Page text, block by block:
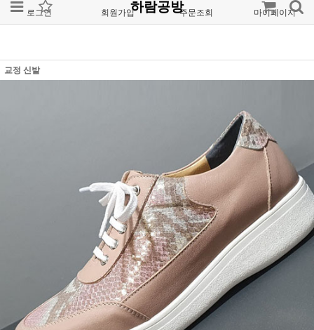
로그인 회원가입 주문조회 마이페이지
하람공방
교정 신발